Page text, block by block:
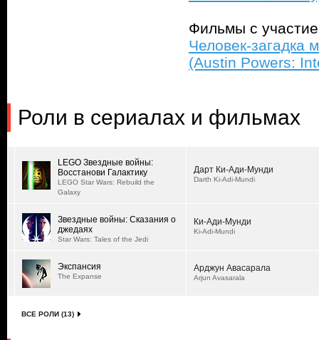
Фильмы с
Человек-загадка
(Austin Powers:
Роли в сериалах и фильмах
LEGO Звездные войны:
Восстанови Галактику
LEGO Star Wars: Rebuild the
Galaxy
Дарт Ки-Ади-Мунди
Darth Ki-Adi-Mundi
Звездные войны: Сказания о
джедаях
Star Wars: Tales of the Jedi
Ки-Ади-Мунди
Ki-Adi-Mundi
Экспансия
The Expanse
Арджун Авасарала
Arjun Avasarala
ВСЕ РОЛИ (13)